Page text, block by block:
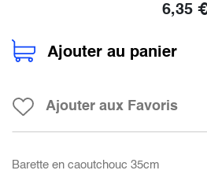
6,35
Ajouter au panier
Ajouter aux Favoris
Barette en caoutchouc 35cm